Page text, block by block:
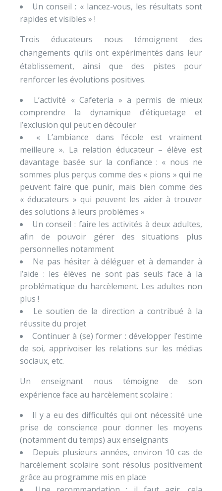
Un conseil : « lancez-vous, les résultats sont
rapides et visibles » !
Trois éducateurs nous témoignent des
changements qu’ils ont expérimentés dans leur
établissement, ainsi que des pistes pour
renforcer les évolutions positives.
L’activité « Cafeteria » a permis de mieux
comprendre la dynamique d’étiquetage et
l’exclusion qui peut en découler
« L’ambiance dans l’école est vraiment
meilleure ». La relation éducateur – élève est
davantage basée sur la confiance : « nous ne
sommes plus perçus comme des « pions » qui ne
peuvent faire que punir, mais bien comme des
« éducateurs » qui peuvent les aider à trouver
des solutions à leurs problèmes »
Un conseil : faire les activités à deux adultes,
afin de pouvoir gérer des situations plus
personnelles notamment
Ne pas hésiter à déléguer et à demander à
l’aide : les élèves ne sont pas seuls face à la
problématique du harcèlement. Les adultes non
plus !
Le soutien de la direction a contribué à la
réussite du projet
Continuer à (se) former : développer l’estime
de soi, apprivoiser les relations sur les médias
sociaux, etc.
Un enseignant nous témoigne de son
expérience face au harcèlement scolaire :
Il y a eu des difficultés qui ont nécessité une
prise de conscience pour donner les moyens
(notamment du temps) aux enseignants
Depuis plusieurs années, environ 10 cas de
harcèlement scolaire sont résolus positivement
grâce au programme mis en place